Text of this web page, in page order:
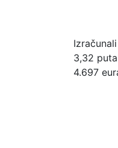
3,32
4.697